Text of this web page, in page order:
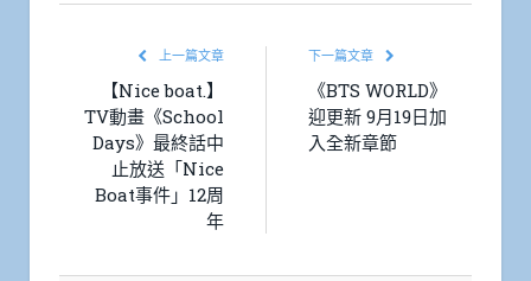
上一篇文章
【Nice boat.】
TV動畫《School
Days》最終話中
止放送「Nice
Boat事件」12周
年
下一篇文章
《BTS WORLD》
迎更新 9月19日加
入全新章節